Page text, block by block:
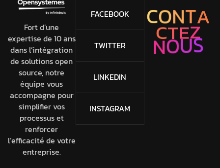
Fort d’une
expertise de 10 ans
dans l’intégration
de solutions open
source, notre
équipe vous
accompagne pour
simplifier vos
processus et
renforcer
l’efficacité de votre
entreprise.
FACEBOOK
TWITTER
LINKEDIN
INSTAGRAM
CONTA
CTEZ
NOUS